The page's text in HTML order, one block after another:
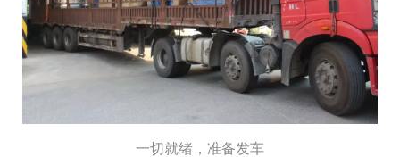
一切就绪，准备发车